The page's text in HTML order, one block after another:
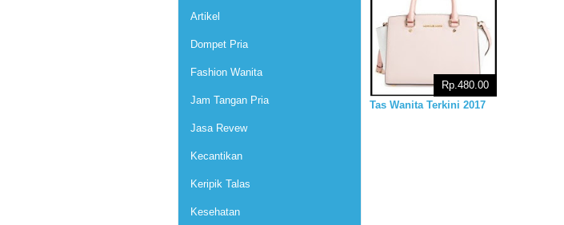
Tas Wanita Terkini 2017
Rp.480.00
Artikel
Dompet Pria
Fashion Wanita
Jam Tangan Pria
Jasa Revew
Kecantikan
Keripik Talas
Kesehatan